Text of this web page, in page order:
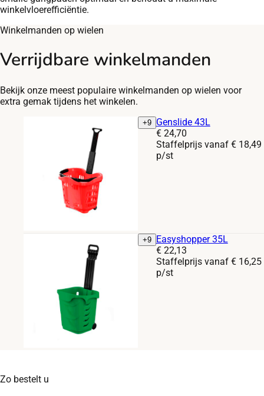
winkelvloerefficiëntie.
Winkelmanden op wielen
Verrijdbare winkelmanden
Bekijk onze meest populaire winkelmanden op wielen voor
extra gemak tijdens het winkelen.
Blauw PAN 293C
Blauw PAN 299C
Fuchsia RAL 4003
Geel PAN 012C
Grijs PAN 429C
+9
Genslide 43L
Prijs:
€24,70
Staffelprijs vanaf €18,49
p/st
Blauw PAN 293C
Blauw PAN 299C
Fuchsia RAL 4003
Geel PAN 012C
Grijs PAN 429C
+9 Easyshopper 35L
Prijs:
€22,13
Staffelprijs vanaf €16,25
p/st
Zo bestelt u